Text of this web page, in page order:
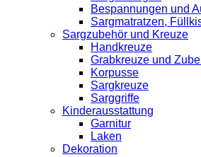
Bespannungen und
Sargmatratzen,
Sargzubehör und Kreuze
Handkreuze
Grabkreuze und
Korpusse
Sargkreuze
Sarggriffe
Kinderausstattung
Garnitur
Laken
Dekoration